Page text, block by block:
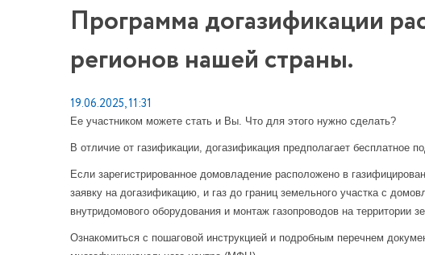
Программа догазификации
регионов нашей страны.
19.06.2025, 11:31
Ее участником можете стать и Вы. Что для этого нужно сделать?
В отличие от газификации, догазификация предполагает бесплатное
Если зарегистрированное домовладение расположено в
заявку на догазификацию, и газ до границ земельного участка с
внутридомового оборудования и монтаж газопроводов на территории
Ознакомиться с пошаговой инструкцией и подробным перечнем